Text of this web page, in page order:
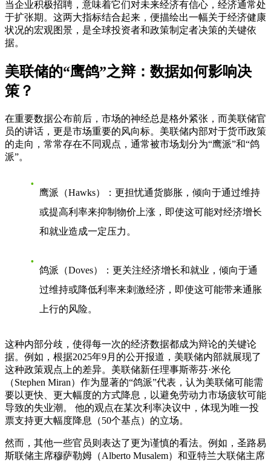
当企业积极招聘，意味着它们对未来经济有信心，经济通常处
于扩张期。这两大指标结合起来，便描绘出一幅关于经济健康
状况的宏观图景，是全球投资者和政策制定者决策的关键依
据。
美联储的“鹰鸽”之辩：数据如何影响决
策？
在重要数据公布前后，市场的神经总是格外紧张，而美联储官
员的讲话，更是市场重要的风向标。美联储内部对于货币政策
的走向，常常存在不同观点，通常被市场划分为“鹰派”和“鸽
派”。
鹰派（Hawks）
：更担忧通货膨胀，倾向于通过维持
或提高利率来抑制物价上涨，即使这可能对经济增长
和就业造成一定压力。
鸽派（Doves）
：更关注经济增长和就业，倾向于通
过维持或降低利率来刺激经济，即使这可能带来通胀
上行的风险。
这种内部分歧，使得每一次的经济数据都成为辩论的关键论
据。例如，根据2025年9月的公开报道，美联储内部就展现了
这种政策观点上的差异。美联储新任理事斯蒂芬·米伦
（Stephen Miran）作为显著的“鸽派”代表，认为美联储可能需
要以更快、更大幅度的方式降息，以避免劳动力市场疲软可能
导致的失业潮。 他的观点在某次利率决议中，体现为唯一投
票支持更大幅度降息（50个基点）的立场。
然而，其他一些官员则表达了更为谨慎的看法。例如，圣路易
斯联储主席穆萨勒姆（Alberto Musalem）和亚特兰大联储主席